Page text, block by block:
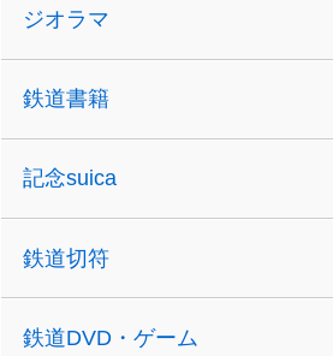
ジオラマ
鉄道書籍
記念suica
鉄道切符
鉄道DVD・ゲーム